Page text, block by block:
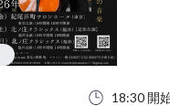
18:30 開